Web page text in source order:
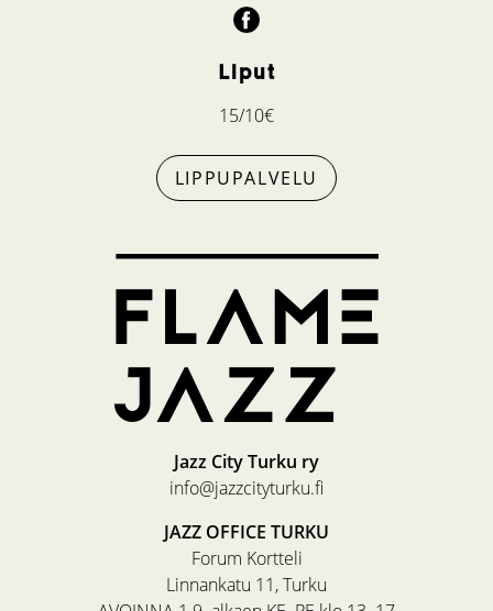
Liput
15/10€
LIPPUPALVELU
Jazz City Turku ry
info@jazzcityturku.fi
JAZZ OFFICE TURKU
Forum Kortteli
Linnankatu 11, Turku